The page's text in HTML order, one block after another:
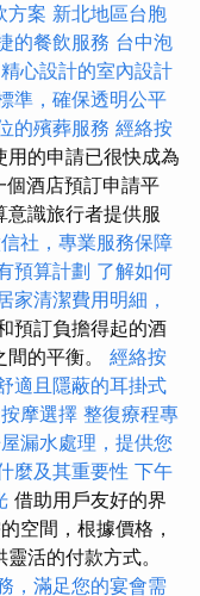
方案 新北地區台胞
的餐飲服務 台中泡
精心設計的室內設計
準，確保透明公平
的殯葬服務 經絡按
用的申請已很快成為
酒店預訂申請平
識旅行者提供服
社，專業服務保障
預算計劃 了解如何
家清潔費用明細，
預訂負擔得起的酒
的平衡。 經絡按
適且隱蔽的耳掛式
摩選擇 整復療程專
漏水處理，提供您
麼及其重要性 下午
借助用戶友好的界
空間，根據價格，
活的付款方式。
，滿足您的宴會需